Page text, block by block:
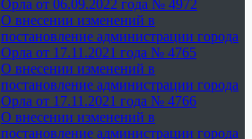
Орла от 06.09.2022 года № 4972
О внесении изменений в
постановление администрации города
Орла от 17.11.2021 года № 4765
О внесении изменений в
постановление администрации города
Орла от 17.11.2021 года № 4766
О внесении изменений в
постановление администрации города